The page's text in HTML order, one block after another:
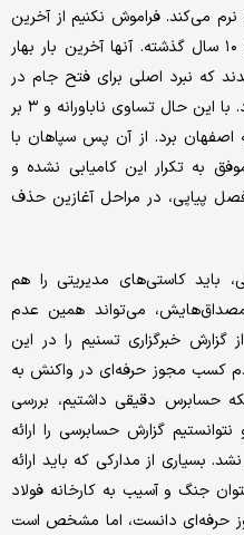
می‌کند. فراموش نکنیم از آخرین
قهرمانی سپاهان در لیگ برتر بیش از ۱۰ سال گذشته. آنها آخرین بار بهار
که نبرد اصلی برای فتح جام در
آن فصل، بین تراکتور و نفت تهران بود. با این حال تساوی ناباورانه و ۳ بر
اصفهان برد. از آن پس سپاهان با
به تکرار این کامیابی نشده و
پیاپی، در مراحل آغازین حذف
باید کاستی‌های مدیریتی را هم
می‌تواند همین عدم
خبرگزاری تسنیم را در این
کسب مجوز حرفه‌ای در واکنش به
حسابرس دقیقی داشتیم، بررسی
گزارش حسابرسی را ارائه
بسیاری از مدارکی که باید ارائه
جنگ و آسیب به کارخانه فولاد
حرفه‌ای دانست، اما مشخص است